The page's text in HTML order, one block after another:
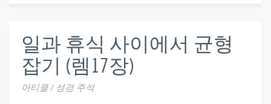
일과 휴식 사이에서 균형
잡기 (렘17장)
아티클 / 성경 주석